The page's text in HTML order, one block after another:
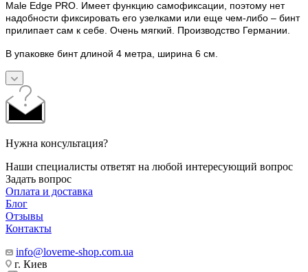
Male Edge PRO. Имеет функцию самофиксации, поэтому нет
надобности фиксировать его узелками или еще чем-либо – бинт
прилипает сам к себе. Очень мягкий. Производство Германии.
В упаковке бинт длиной 4 метра, ширина 6 см.
Нужна консультация?
Наши специалисты ответят на любой интересующий вопрос
Задать вопрос
Оплата и доставка
Блог
Отзывы
Контакты
info@loveme-shop.com.ua
г. Киев